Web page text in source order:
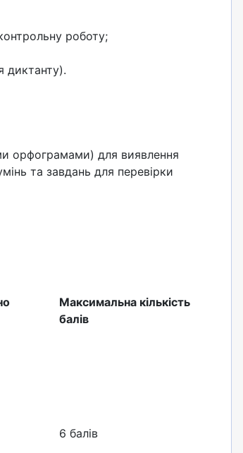
роботу;
диктанту).
орфограмами) для виявлення
та завдань для перевірки
Максимальна кількість
балів
6 балів